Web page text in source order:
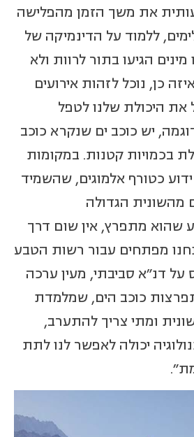
את משך הזמן מהפלישה
ללמוד על הדינמיקה של
מינים הגיעו בתור לרוות ולא
כן, נוכל לזהות אירועים
את היכולת שלנו לטפל
יש כוכב ים שנקרא כוכב
בכמויות קטנות. במקומות
כטורף אלמוגים, שהשמיד
מהשונית הגדולה
שהוא מתפרץ, אין שום דרך
מפתחים עבור רשות הטבע
על דנ"א סביבתי, מעין ערכה
כוכב הים, שמלמדת
ומתי צריך להתערב,
יכולה לאפשר לנו לתת